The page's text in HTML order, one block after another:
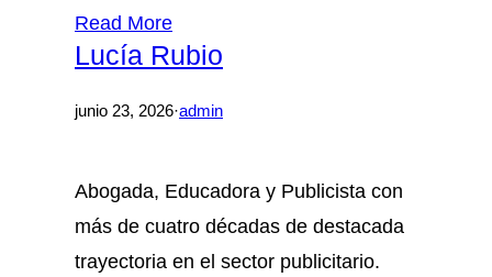
Read More
Lucía Rubio
junio 23, 2026·admin
Abogada, Educadora y Publicista con
más de cuatro décadas de destacada
trayectoria en el sector publicitario.